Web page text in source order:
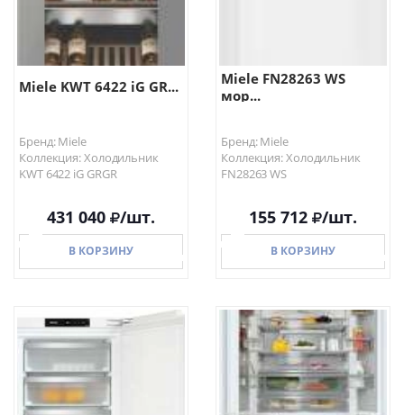
Miele KWT 6422 iG GR...
Бренд: Miele
Коллекция: Холодильник
KWT 6422 iG GRGR
431 040 /шт.
В КОРЗИНУ
В КОРЗИНУ
Miele FN28263 WS
мор...
Бренд: Miele
Коллекция: Холодильник
FN28263 WS
155 712 /шт.
В КОРЗИНУ
В КОРЗИНУ